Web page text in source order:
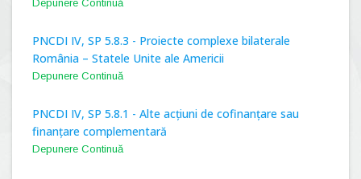
Depunere Continuă
PNCDI IV, SP 5.8.3 - Proiecte complexe bilaterale
România – Statele Unite ale Americii
Depunere Continuă
PNCDI IV, SP 5.8.1 - Alte acțiuni de cofinanțare sau
finanțare complementară
Depunere Continuă